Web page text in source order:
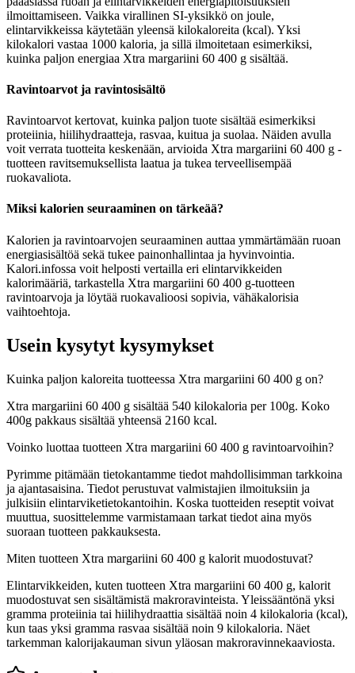
ilmoittamiseen. Vaikka virallinen SI-yksikkö on joule,
elintarvikkeissa käytetään yleensä kilokaloreita (kcal). Yksi
kilokalori vastaa 1000 kaloria, ja sillä ilmoitetaan esimerkiksi,
kuinka paljon energiaa Xtra margariini 60 400 g sisältää.
Ravintoarvot ja ravintosisältö
Ravintoarvot kertovat, kuinka paljon tuote sisältää esimerkiksi
proteiinia, hiilihydraatteja, rasvaa, kuitua ja suolaa. Näiden avulla
voit verrata tuotteita keskenään, arvioida Xtra margariini 60 400 g -
tuotteen ravitsemuksellista laatua ja tukea terveellisempää
ruokavaliota.
Miksi kalorien seuraaminen on tärkeää?
Kalorien ja ravintoarvojen seuraaminen auttaa ymmärtämään ruoan
energiasisältöä sekä tukee painonhallintaa ja hyvinvointia.
Kalori.infossa voit helposti vertailla eri elintarvikkeiden
kalorimääriä, tarkastella Xtra margariini 60 400 g-tuotteen
ravintoarvoja ja löytää ruokavalioosi sopivia, vähäkalorisia
vaihtoehtoja.
Usein kysytyt kysymykset
Kuinka paljon kaloreita tuotteessa Xtra margariini 60 400 g on?
Xtra margariini 60 400 g sisältää 540 kilokaloria per 100g. Koko
400g pakkaus sisältää yhteensä 2160 kcal.
Voinko luottaa tuotteen Xtra margariini 60 400 g ravintoarvoihin?
Pyrimme pitämään tietokantamme tiedot mahdollisimman tarkkoina
ja ajantasaisina. Tiedot perustuvat valmistajien ilmoituksiin ja
julkisiin elintarviketietokantoihin. Koska tuotteiden reseptit voivat
muuttua, suosittelemme varmistamaan tarkat tiedot aina myös
suoraan tuotteen pakkauksesta.
Miten tuotteen Xtra margariini 60 400 g kalorit muodostuvat?
Elintarvikkeiden, kuten tuotteen Xtra margariini 60 400 g, kalorit
muodostuvat sen sisältämistä makroravinteista. Yleissääntönä yksi
gramma proteiinia tai hiilihydraattia sisältää noin 4 kilokaloria (kcal),
kun taas yksi gramma rasvaa sisältää noin 9 kilokaloria. Näet
tarkemman kalorijakauman sivun yläosan makroravinnekaaviosta.